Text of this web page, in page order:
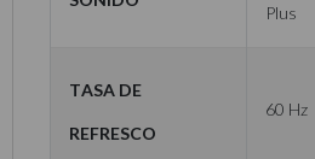
Plus
Tasa de
Refresco
60 Hz